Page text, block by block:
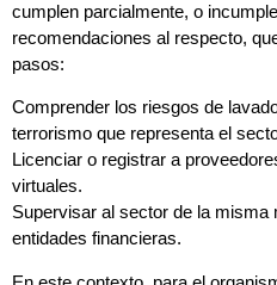
cumplen parcialmente, o
recomendaciones al respecto,
pasos:
Comprender los riesgos de
terrorismo que representa el
Licenciar o registrar a
virtuales.
Supervisar al sector de la misma
entidades financieras.